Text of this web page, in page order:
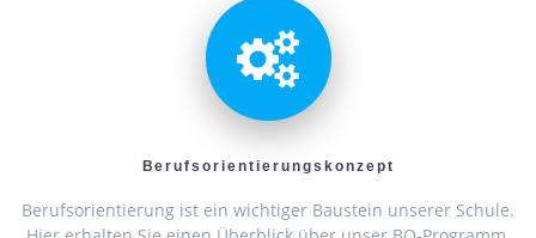
Berufsorientierungskonzept
Berufsorientierung ist ein wichtiger Baustein unserer Schule.